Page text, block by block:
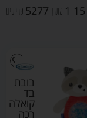
1 -15 מתוך 5277 פריטים
בובת
בד
קואלה
רכה